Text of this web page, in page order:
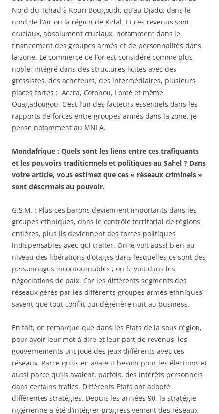
Nord du Tchad à Kouri Bougoudi, qu’au Djado, dans le
nord de l’Aïr ou la région de Kidal. Et ces revenus sont
cruciaux, absolument cruciaux, notamment dans le
financement des groupes armés et de personnalités dans
la zone. Le commerce de l’or est considéré comme plus
noble, intégré dans des structures licites avec des
grossistes, des acheteurs, des intermédiaires, plusieurs
places fortes : Accra, Cotonou, Lomé et même
Ouagadougou. C’est l’un des facteurs essentiels dans les
rapports de forces entre groupes armés dans la zone, je
pense notamment au MNLA.
Mondafrique : Quels sont les liens entre ces trafiquants
et les pouvoirs traditionnels et politiques au Sahel ? Dans
votre article, vous estimez que ces « réseaux criminels »
sont désormais au pouvoir.
G.S.M. : Plus ces barons deviennent importants dans les
groupes ethniques, dans le contrôle territorial de régions
entières, plus ils deviennent des forces politiques
indispensables avec qui traiter. On le voit aussi bien au
niveau des libérations d’otages dans lesquelles ce sont des
personnages incontournables ; on le voit dans les
négociations de paix. Car les différents segments des
réseaux gérés par les différents groupes armés ethniques
savent que tout conflit qui dégénère nuit au business.
En fait, on remarque que dans les Etats de la sous région,
pour avoir leur mot à dire et leur part de revenus, les
gouvernements ont joué des jeux différents avec ces
réseaux. Parce qu’ils en avaient besoin pour les élections et
aussi parce qu’ils avaient, parfois, des intérêts personnels
dans certains trafics. Différents Etats ont adopté
différentes stratégies. Depuis les années 90, la stratégie
nigérienne a été d’intégrer progressivement des réseaux